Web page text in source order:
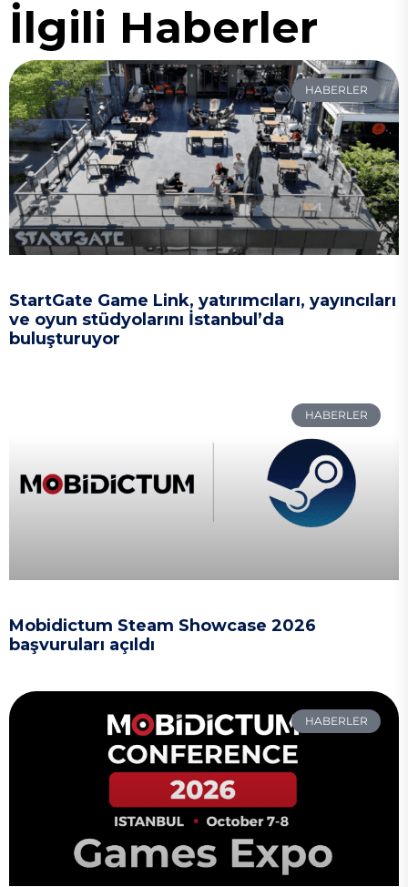
İlgili Haberler
HABERLER
StartGate Game Link, yatırımcıları, yayıncıları
ve oyun stüdyolarını İstanbul’da
buluşturuyor
HABERLER
Mobidictum Steam Showcase 2026
başvuruları açıldı
HABERLER